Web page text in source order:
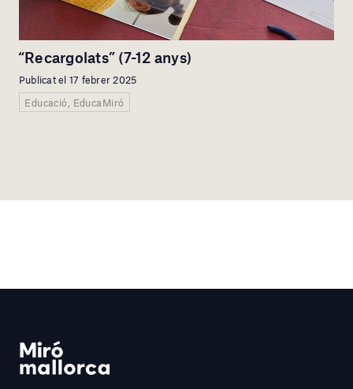
“Recargolats” (7-12 anys)
Publicat el 17 febrer 2025
Educació, EducaMiró